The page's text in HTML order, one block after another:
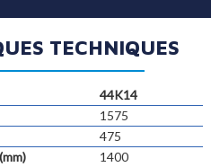
TECHNIQUES
44K14
1575
475
1400